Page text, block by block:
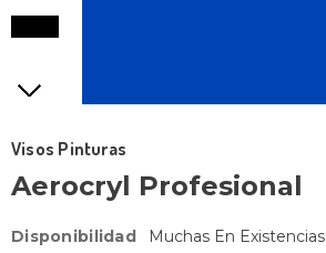
Visos Pinturas
Aerocryl Profesional
Disponibilidad
Muchas En Existencias